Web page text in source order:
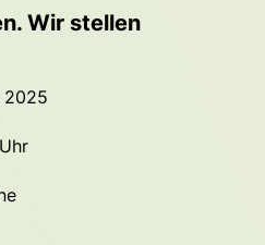
Wir stellen
2025